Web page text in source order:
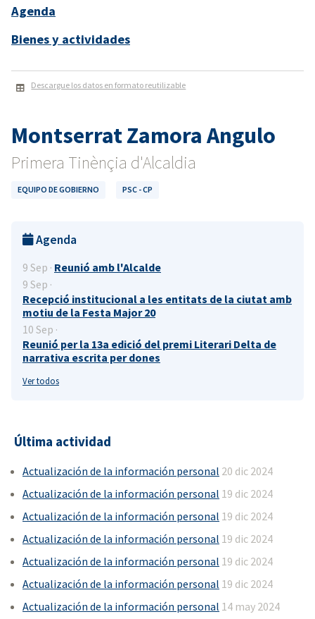
Agenda
Bienes y actividades
Descargue los datos en formato reutilizable
Montserrat Zamora Angulo
Primera Tinènçia d'Alcaldia
EQUIPO DE GOBIERNO PSC - CP
Agenda
9 Sep · Reunió amb l'Alcalde
9 Sep ·
Recepció institucional a les entitats de la ciutat amb
motiu de la Festa Major 20
10 Sep ·
Reunió per la 13a edició del premi Literari Delta de
narrativa escrita per dones
Ver todos
Última actividad
Actualización de la información personal 20 dic 2024
Actualización de la información personal 19 dic 2024
Actualización de la información personal 19 dic 2024
Actualización de la información personal 19 dic 2024
Actualización de la información personal 19 dic 2024
Actualización de la información personal 19 dic 2024
Actualización de la información personal 14 may 2024